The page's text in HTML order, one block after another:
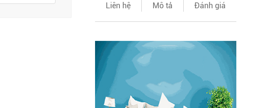
Liên hệ Mô tả Đánh giá